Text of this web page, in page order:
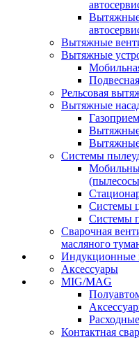
Вытяжные
Вытяжные
Вытяжные
Рельсовая
Вытяжные
Системы
Системы
Системы
Сварочная
масляного
Индукционные
Аксессуары
MIG/MAG
Контактная